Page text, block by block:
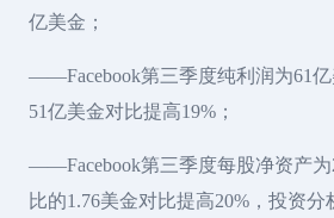
亿美金；
——Facebook第三季度纯利润为61
51亿美金对比提高19%；
——Facebook第三季度每股净资产为
比的1.76美金对比提高20%，投资分